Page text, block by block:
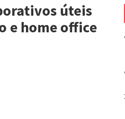
úteis
e home office